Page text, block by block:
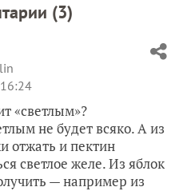
(3)
«светлым»?
не будет всяко. А из
отжать и пектин
светлое желе. Из яблок
— например из